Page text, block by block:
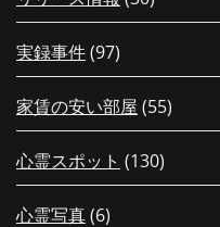
実録事件(97)
家賃の安い部屋 (55)
心霊スポット (130)
心霊写真(6)